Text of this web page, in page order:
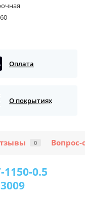
Оплата
О покрытиях
0 Вопрос-
0.5